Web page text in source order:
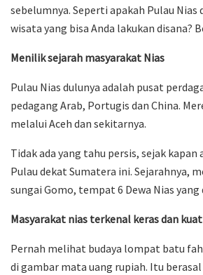
sebelumnya. Seperti apakah Pulau Nias
wisata yang bisa Anda lakukan disana?
Menilik sejarah masyarakat Nias
Pulau Nias dulunya adalah pusat
pedagang Arab, Portugis dan China.
melalui Aceh dan sekitarnya.
Tidak ada yang tahu persis, sejak kapan
Pulau dekat Sumatera ini. Sejarahnya,
sungai Gomo, tempat 6 Dewa Nias yang
Masyarakat nias terkenal keras dan kuat
Pernah melihat budaya lompat batu
di gambar mata uang rupiah. Itu berasal